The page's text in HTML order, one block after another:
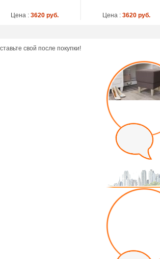
Цена : 3620 руб. Цена : 3620 руб.
свой после покупки!